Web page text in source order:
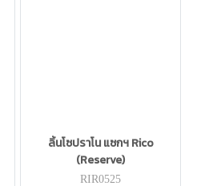
ลิ้นโซปราโน แซกฯ Rico
(Reserve)
RIR0525